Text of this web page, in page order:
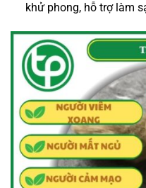
khử phong, hỗ trợ làm